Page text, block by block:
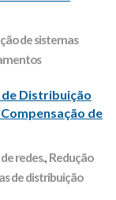
de sistemas
de Distribuição
de
redes., Redução
de distribuição